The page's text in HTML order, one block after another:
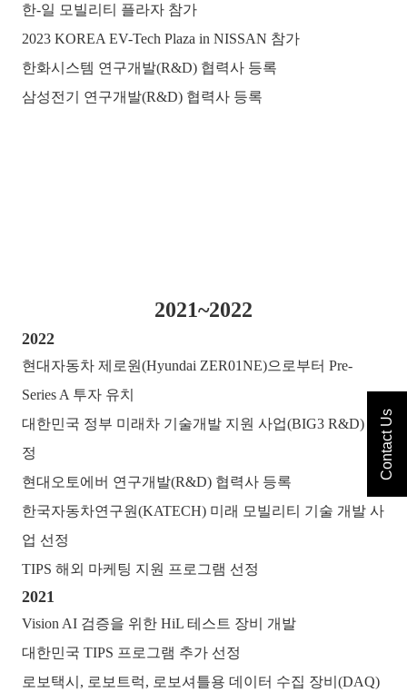
한-일 모빌리티 플라자 참가
2023 KOREA EV-Tech Plaza in NISSAN 참가
한화시스템 연구개발(R&D) 협력사 등록
삼성전기 연구개발(R&D) 협력사 등록
2021~2022
2022
현대자동차 제로원(Hyundai ZER01NE)으로부터 Pre-
Series A 투자 유치
대한민국 정부 미래차 기술개발 지원 사업(BIG3 R&D) 선
정
현대오토에버 연구개발(R&D) 협력사 등록
한국자동차연구원(KATECH) 미래 모빌리티 기술 개발 사
업 선정
TIPS 해외 마케팅 지원 프로그램 선정
2021
Vision AI 검증을 위한 HiL 테스트 장비 개발
대한민국 TIPS 프로그램 추가 선정
로보택시, 로보트럭, 로보셔틀용 데이터 수집 장비(DAQ)
Contact Us